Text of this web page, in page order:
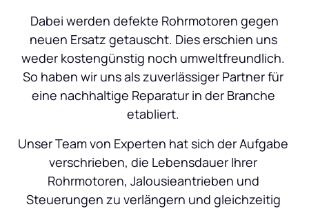
neuen Ersatz getauscht. Dies erschien uns
weder kostengünstig noch umweltfreundlich.
So haben wir uns als zuverlässiger Partner für
eine nachhaltige Reparatur in der Branche
etabliert.
Unser Team von Experten hat sich der Aufgabe
verschrieben, die Lebensdauer Ihrer
Rohrmotoren, Jalousieantrieben und
Steuerungen zu verlängern und gleichzeitig